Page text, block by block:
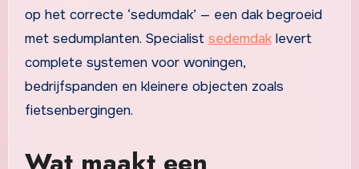
op het correcte ‘sedumdak’ — een dak begroeid
met sedumplanten. Specialist sedemdaklevert
complete systemen voor woningen,
bedrijfspanden en kleinere objecten zoals
fietsenbergingen.